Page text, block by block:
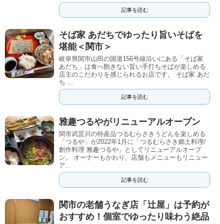
記事を読む
そば家 あだちでゆったり旨いそばを
堪能＜関市＞
岐阜県関市山田の国道156号線沿いにある「そば家
あだち」は食べ飽きない旨い手打ちそばが楽しめる
店主のこだわりを感じられるお店です。 そば家 あだ
ち ...
記事を読む
雅趣つるやがリニューアルオープン
関市武芸川の特産品つるむらさきうどんを楽しめる
「つるや」が2022年1月に「つるむらさき郷土料理/
創作料理 雅趣つるや」としてリニューアルオープ
ン。 オーナーもかわり、店舗もメニューもリニュー
ア...
記事を読む
関市の老舗うなぎ店「辻屋」は予約が
おすすめ！個室でゆったり味わう絶品